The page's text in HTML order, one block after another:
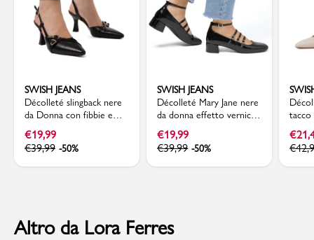
SWISH JEANS
Décolleté slingback nere
da Donna con fibbie e
tacco a rocchetto 7,5 cm
Swish Jeans
€19,99
€39,99 -50%
SWISH JEANS
Décolleté Mary Jane nere
da donna effetto vernice
con tacco 4 cm Swish
Jeans
€19,99
€39,99 -50%
tacco
Swish
€
€
Altro da Lora Ferres